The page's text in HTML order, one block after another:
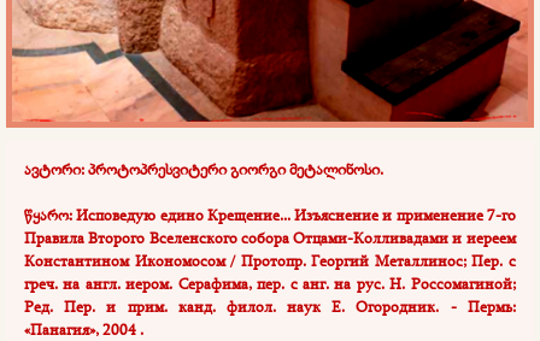
ავტორი: პროტოპრესვიტერი გიორგი მეტალინოსი.
წყარო:Исповедую едино Крещение... Изъяснение и применение 7-го
Правила Второго Вселенского собора Отцами-Колливадами и иереем
Константином Икономосом / Протопр. Георгий Металлинос; Пер. с
греч. на англ. иером. Серафима, пер. с анг. на рус. Н. Россомагиной;
Ред. Пер. и прим. канд. филол. наук Е. Огородник. - Пермь:
«Панагия», 2004 .